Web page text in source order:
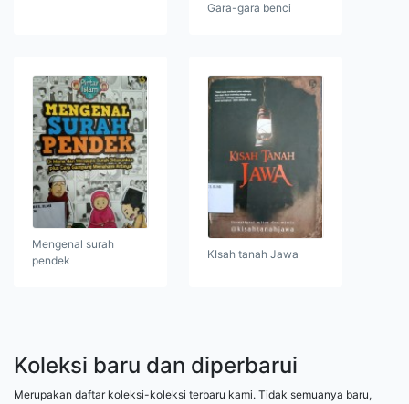
Gara-gara benci
Mengenal surah
pendek
KIsah tanah Jawa
Koleksi baru dan diperbarui
Merupakan daftar koleksi-koleksi terbaru kami. Tidak semuanya baru,